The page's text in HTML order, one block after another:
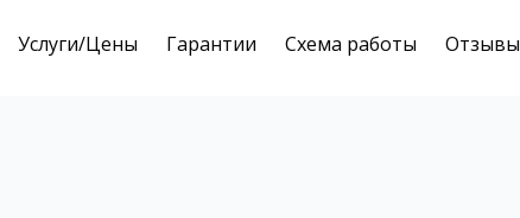
Услуги/Цены Гарантии Схема работы Отзывы